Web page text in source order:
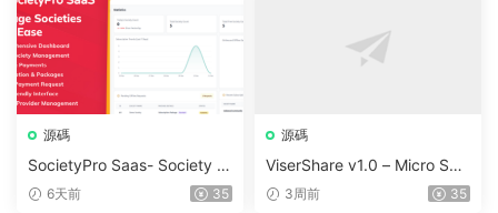
源碼
SocietyPro Saas- Society M
anagement Software v1.0.7
6天前 35
源碼
ViserShare v1.0 – Micro Sha
re Trading And Prediction Pl
3周前 35